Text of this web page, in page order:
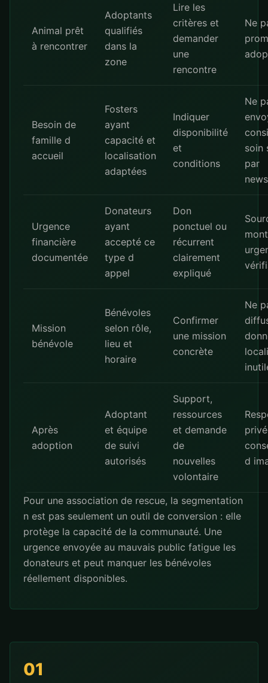
Animal prêt
à rencontrer
Adoptants
qualifiés
dans la
zone
Lire les
critères et
demander
une
rencontre
Ne
Besoin de
famille d
accueil
Fosters
ayant
capacité et
localisation
adaptées
Indiquer
disponibilité
et
conditions
Ne
soin
par
Urgence
financière
documentée
Donateurs
ayant
accepté ce
type d
appel
Don
ponctuel ou
récurrent
clairement
expliqué
Mission
bénévole
Bénévoles
selon rôle,
lieu et
horaire
Confirmer
une mission
concrète
Ne
Après
adoption
Adoptant
et équipe
de suivi
autorisés
Support,
ressources
et demande
de
nouvelles
volontaire
d
Pour une association de rescue, la segmentation
n est pas seulement un outil de conversion : elle
protège la capacité de la communauté. Une
urgence envoyée au mauvais public fatigue les
donateurs et peut manquer les bénévoles
réellement disponibles.
01